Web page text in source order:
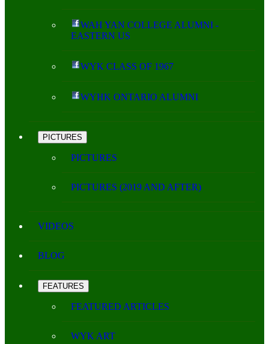
WAH YAN COLLEGE ALUMNI -
EASTERN US
WYK CLASS OF 1967
WYHK ONTARIO ALUMNI
PICTURES
PICTURES
PICTURES (2019 AND AFTER)
VIDEOS
BLOG
FEATURES
FEATURED ARTICLES
WYK ART